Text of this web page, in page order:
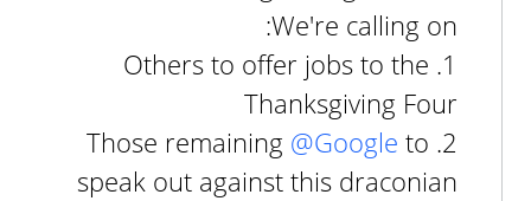
We're calling on:
1. Others to offer jobs to the
Thanksgiving Four
2. Those remaining
@Google to
speak out against this draconian